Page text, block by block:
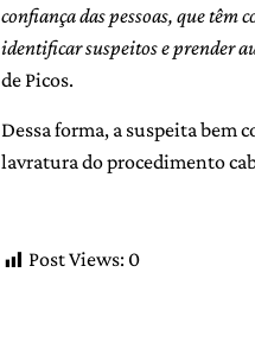
confiança das pessoas, que
identificar suspeitos e prender
de Picos.
Dessa forma, a suspeita bem
lavratura do procedimento
Post Views: 0